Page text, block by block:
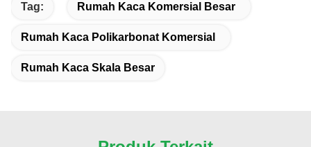
Tag: Rumah Kaca Komersial Besar
Rumah Kaca Polikarbonat Komersial
Rumah Kaca Skala Besar